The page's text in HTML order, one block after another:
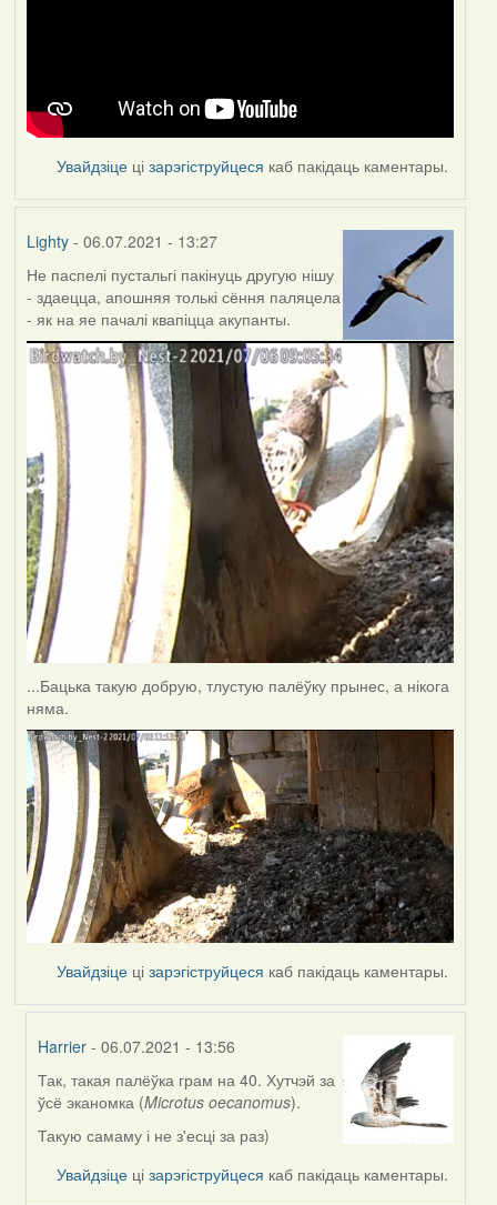
Увайдзіце цізарэгіструйцеся каб пакідаць каментары.
Lighty- 06.07.2021 - 13:27
Не паспелі пустальгі пакінуць другую нішу
- здаецца, апошняя толькі сёння паляцела
- як на яе пачалі квапіцца акупанты.
...Бацька такую добрую, тлустую палёўку прынес, а нікога
няма.
Увайдзіце цізарэгіструйцеся каб пакідаць каментары.
Harrier - 06.07.2021 - 13:56
In
reply
to
Lighty
Так, такая палёўка грам на 40. Хутчэй за
ўсё эканомка (Microtus oecanomus).
Такую самаму і не з'есці за раз)
Увайдзіце цізарэгіструйцеся каб пакідаць каментары.